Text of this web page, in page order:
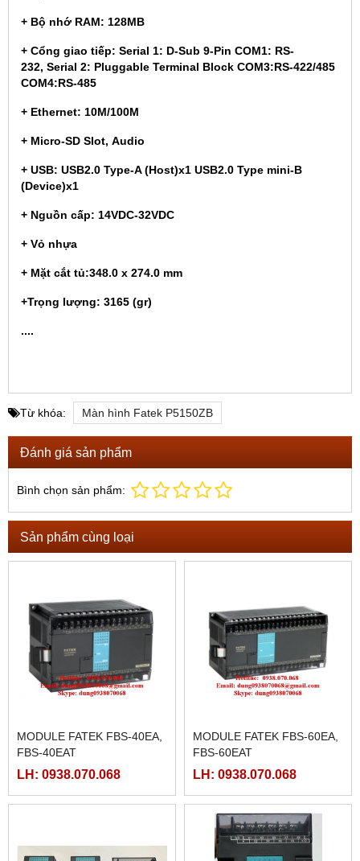
+ Bộ nhớ RAM: 128MB
+ Cổng giao tiếp: Serial 1: D-Sub 9-Pin COM1: RS-
232, Serial 2: Pluggable Terminal Block COM3:RS-422/485
COM4:RS-485
+ Ethernet: 10M/100M
+ Micro-SD Slot, Audio
+ USB: USB2.0 Type-A (Host)x1 USB2.0 Type mini-B
(Device)x1
+ Nguồn cấp: 14VDC-32VDC
+ Vỏ nhựa
+ Mặt cắt tủ:348.0 x 274.0 mm
+Trọng lượng: 3165 (gr)
....
Từ khóa: Màn hình Fatek P5150ZB
Đánh giá sản phẩm
Bình chọn sản phẩm:
Sản phẩm cùng loại
MODULE FATEK FBS-40EA,
FBS-40EAT
LH: 0938.070.068
MODULE FATEK FBS-60EA,
FBS-60EAT
LH: 0938.070.068